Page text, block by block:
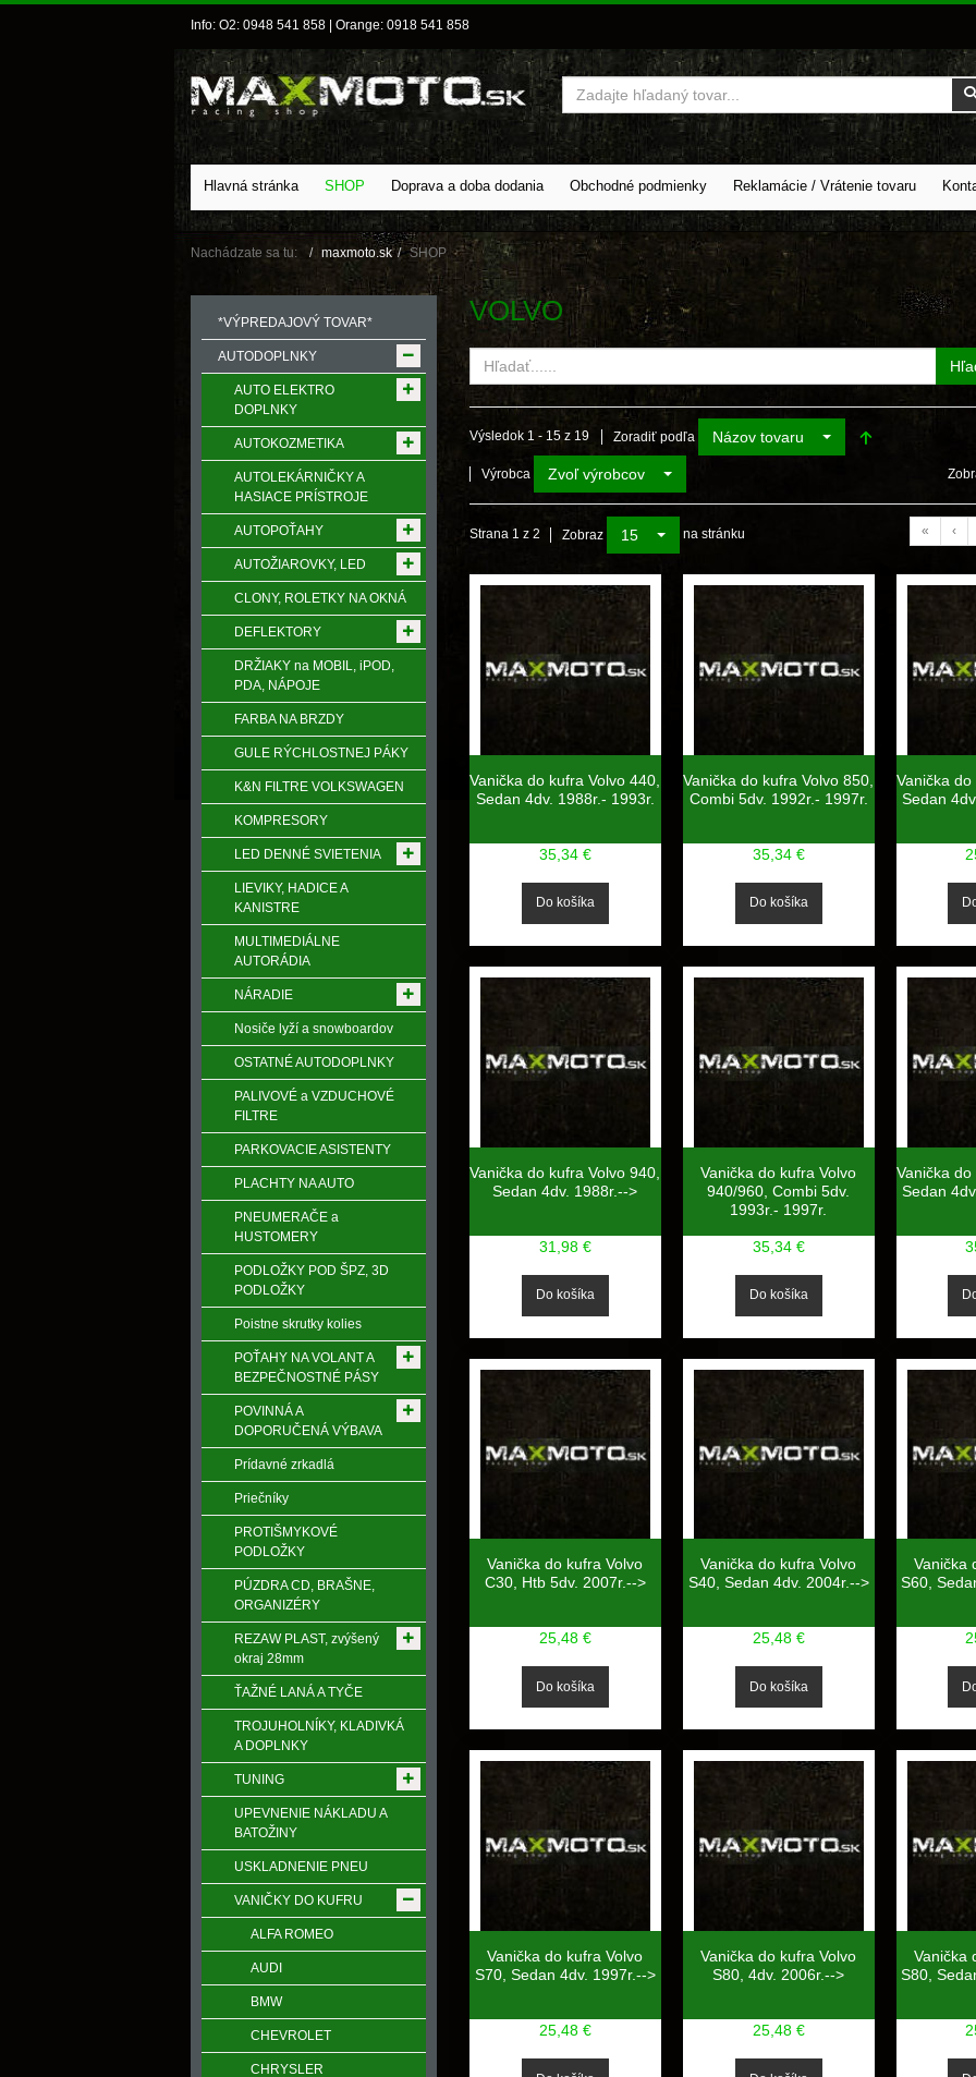
Info: O2: 0948 541 858 | Orange: 0918 541 858
Vyhľadať
Hlavná stránka SHOP Doprava a doba dodania Obchodné podmienky Reklamácie / Vrátenie tovaru
Nachádzate sa tu: maxmoto.sk SHOP
VOLVO
Výsledok 1 - 15 z 19 Zoradiť podľa Názov tovaru
Výrobca Zvoľ výrobcov
Strana 1 z 2 Zobraz 15 na stránku « ‹
Vanička do kufra Volvo 440,
Sedan 4dv. 1988r.- 1993r.
35,34 €
Vanička do kufra Volvo 850,
Combi 5dv. 1992r.- 1997r.
35,34 €
Vanička do
Sedan
Vanička do kufra Volvo 940,
Sedan 4dv. 1988r.-->
31,98 €
Vanička do kufra Volvo
940/960, Combi 5dv.
1993r.- 1997r.
35,34 €
Vanička do
Sedan
Vanička do kufra Volvo
C30, Htb 5dv. 2007r.-->
25,48 €
Vanička do kufra Volvo
S40, Sedan 4dv. 2004r.-->
25,48 €
Vanička
S60,
Vanička do kufra Volvo
S70, Sedan 4dv. 1997r.-->
25,48 €
Vanička do kufra Volvo
S80, 4dv. 2006r.-->
25,48 €
Vanička
S80,
*VÝPREDAJOVÝ TOVAR*
AUTODOPLNKY
AUTO ELEKTRO
DOPLNKY
AUTOKOZMETIKA
AUTOLEKÁRNIČKY A
HASIACE PRÍSTROJE
AUTOPOŤAHY
AUTOŽIAROVKY, LED
CLONY, ROLETKY NA OKNÁ
DEFLEKTORY
DRŽIAKY na MOBIL, iPOD,
PDA, NÁPOJE
FARBA NA BRZDY
GULE RÝCHLOSTNEJ PÁKY
K&N FILTRE VOLKSWAGEN
KOMPRESORY
LED DENNÉ SVIETENIA
LIEVIKY, HADICE A
KANISTRE
MULTIMEDIÁLNE
AUTORÁDIA
NÁRADIE
Nosiče lyží a snowboardov
OSTATNÉ AUTODOPLNKY
PALIVOVÉ a VZDUCHOVÉ
FILTRE
PARKOVACIE ASISTENTY
PLACHTY NA AUTO
PNEUMERAČE a
HUSTOMERY
PODLOŽKY POD ŠPZ, 3D
PODLOŽKY
Poistne skrutky kolies
POŤAHY NA VOLANT A
BEZPEČNOSTNÉ PÁSY
POVINNÁ A
DOPORUČENÁ VÝBAVA
Prídavné zrkadlá
Priečníky
PROTIŠMYKOVÉ
PODLOŽKY
PÚZDRA CD, BRAŠNE,
ORGANIZÉRY
REZAW PLAST, zvýšený
okraj 28mm
ŤAŽNÉ LANÁ A TYČE
TROJUHOLNÍKY, KLADIVKÁ
A DOPLNKY
TUNING
UPEVNENIE NÁKLADU A
BATOŽINY
USKLADNENIE PNEU
VANIČKY DO KUFRU
ALFA ROMEO
AUDI
BMW
CHEVROLET
CHRYSLER